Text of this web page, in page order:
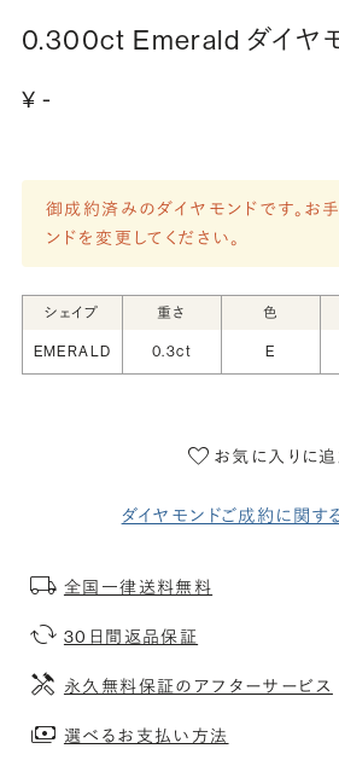
0.300ct Emerald ダイヤ
¥ -
御成約済みのダイヤモンドです。お
ンドを変更してください。
シェイプ 重さ 色
EMERALD 0.3ct E
お気に入りに
ダイヤモンドご成約に関す
全国一律送料無料
30日間返品保証
永久無料保証のアフターサービス
選べるお支払い方法